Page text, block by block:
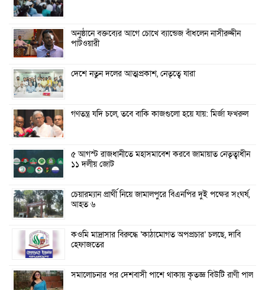
অনুষ্ঠানে বক্তব্যের আগে চোখে ব্যান্ডেজ বাঁধলেন নাসীরুদ্দীন
পাটওয়ারী
দেশে নতুন দলের আত্মপ্রকাশ, নেতৃত্বে যারা
গণতন্ত্র যদি চলে, তবে বাকি কাজগুলো হয়ে যায়: মির্জা ফখরুল
৫ আগস্ট রাজধানীতে মহাসমাবেশ করবে জামায়াত নেতৃত্বাধীন
১১ দলীয় জোট
চেয়ারম্যান প্রার্থী নিয়ে জামালপুরে বিএনপির দুই পক্ষের সংঘর্ষ,
আহত ৬
কওমি মাদ্রাসার বিরুদ্ধে ‘কাঠামোগত অপপ্রচার’ চলছে, দাবি
হেফাজতের
সমালোচনার পর দেশবাসী পাশে থাকায় কৃতজ্ঞ বিউটি রাণী পাল